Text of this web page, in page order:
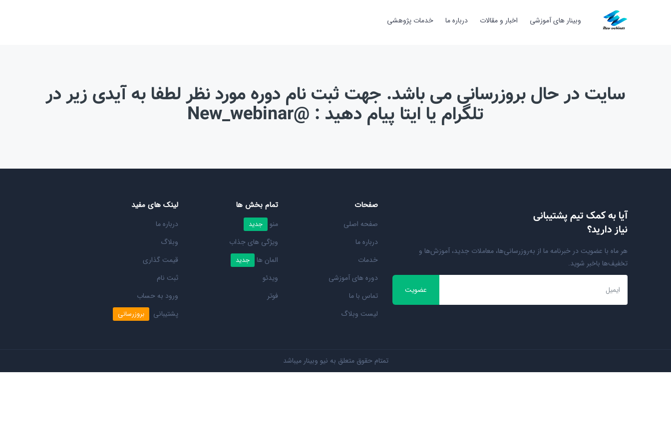
وبینار های آموزشی اخبار و مقالات درباره ما خدمات پژوهشی
سایت در حال بروزرسانی می باشد. جهت ثبت نام دوره مورد نظر لطفا به آیدی زیر در
تلگرام یا ایتا پیام دهید : @new_webinar
آیا به کمک تیم پشتیبانی
نیاز دارید؟
هر ماه با عضویت در خبرنامه ما از به‌روزرسانی‌ها، معاملات جدید، آموزش‌ها و
تخفیف‌ها باخبر شوید.
عضویت
صفحات
صفحه اصلی
درباره ما
خدمات
دوره های آموزشی
تماس با ما
لیست وبلاگ
تمام بخش ها
منو جدید
ویژگی های جذاب
المان ها
جدید
ویدئو
فوتر
لینک های مفید
درباره ما
وبلاگ
قیمت گذاری
ثبت نام
ورود به حساب
پشتیبانی
بروزرسانی
تمتام حقوق متعلق به نیو وبینار میباشد